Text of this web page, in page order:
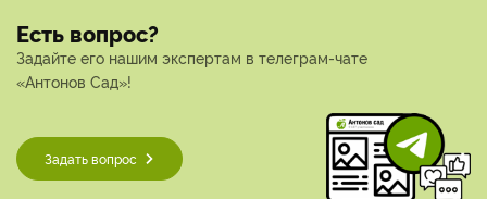
Есть вопрос?
Задайте его нашим экспертам в телеграм-чате
«Антонов Сад»!
Задать вопрос